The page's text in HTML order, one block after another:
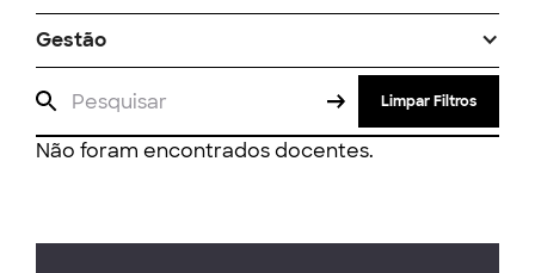
Gestão
Limpar Filtros
Não foram encontrados docentes.